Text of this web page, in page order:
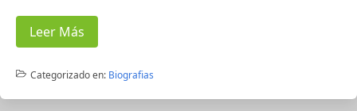
Leer Más
Categorizado en: Biografias